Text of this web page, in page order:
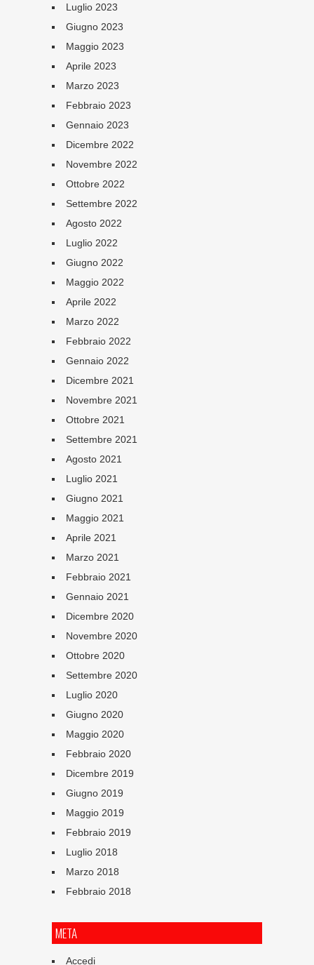
Luglio 2023
Giugno 2023
Maggio 2023
Aprile 2023
Marzo 2023
Febbraio 2023
Gennaio 2023
Dicembre 2022
Novembre 2022
Ottobre 2022
Settembre 2022
Agosto 2022
Luglio 2022
Giugno 2022
Maggio 2022
Aprile 2022
Marzo 2022
Febbraio 2022
Gennaio 2022
Dicembre 2021
Novembre 2021
Ottobre 2021
Settembre 2021
Agosto 2021
Luglio 2021
Giugno 2021
Maggio 2021
Aprile 2021
Marzo 2021
Febbraio 2021
Gennaio 2021
Dicembre 2020
Novembre 2020
Ottobre 2020
Settembre 2020
Luglio 2020
Giugno 2020
Maggio 2020
Febbraio 2020
Dicembre 2019
Giugno 2019
Maggio 2019
Febbraio 2019
Luglio 2018
Marzo 2018
Febbraio 2018
META
Accedi